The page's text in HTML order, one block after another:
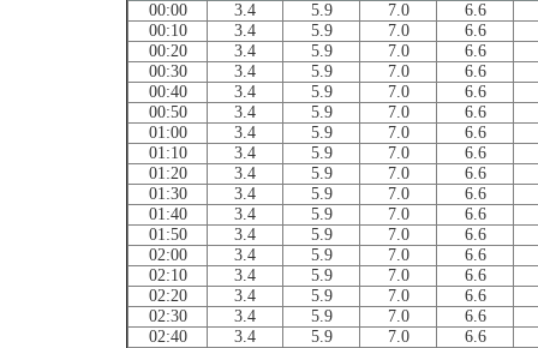
00:00
3.4 5.9 7.0
6.6
00:10
3.4 5.9 7.0
6.6
00:20
3.4 5.9 7.0
6.6
00:30
3.4 5.9 7.0
6.6
00:40
3.4 5.9 7.0
6.6
00:50
3.4 5.9 7.0
6.6
01:00
3.4 5.9 7.0
6.6
01:10
3.4 5.9 7.0
6.6
01:20
3.4 5.9 7.0
6.6
01:30
3.4 5.9 7.0
6.6
01:40
3.4 5.9 7.0
6.6
01:50
3.4 5.9 7.0
6.6
02:00
3.4 5.9 7.0
6.6
02:10
3.4 5.9 7.0
6.6
02:20
3.4 5.9 7.0
6.6
02:30
3.4 5.9 7.0
6.6
02:40
3.4 5.9 7.0
6.6